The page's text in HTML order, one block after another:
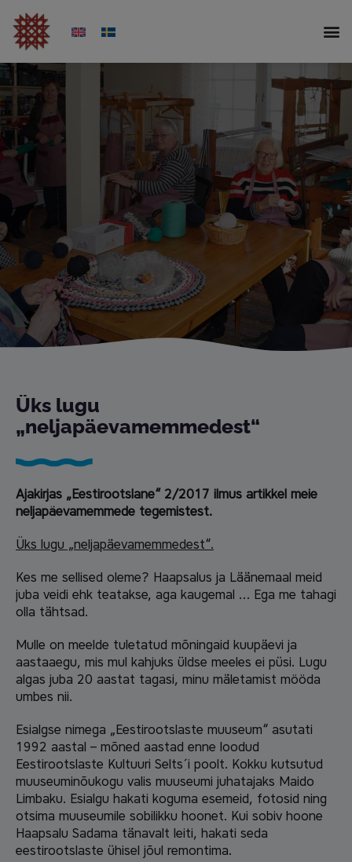
Üks lugu
„neljapäevamemmedest“
Ajakirjas „Eestirootslane“ 2/2017 ilmus artikkel meie
neljapäevamemmede tegemistest.
Üks lugu „neljapäevamemmedest“.
Kes me sellised oleme? Haapsalus ja Läänemaal meid
juba veidi ehk teatakse, aga kaugemal … Ega me tahagi
olla tähtsad.
Mulle on meelde tuletatud mõningaid kuupäevi ja
aastaaegu, mis mul kahjuks üldse meeles ei püsi. Lugu
algas juba 20 aastat tagasi, minu mäletamist mööda
umbes nii.
Esialgse nimega „Eestirootslaste muuseum“ asutati
1992 aastal – mõned aastad enne loodud
Eestirootslaste Kultuuri Selts´i poolt. Kokku kutsutud
muuseuminõukogu valis muuseumi juhatajaks Maido
Limbaku. Esialgu hakati koguma esemeid, fotosid ning
otsima muuseumile sobilikku hoonet. Kui sobiv hoone
Haapsalu Sadama tänavalt leiti, hakati seda
eestirootslaste ühisel jõul remontima.